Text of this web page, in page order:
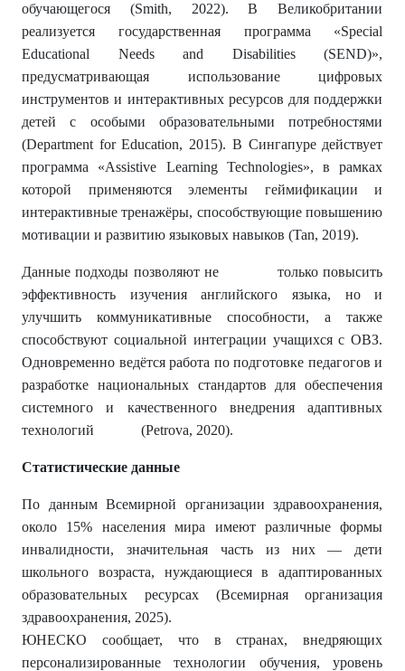
обучающегося (Smith, 2022). В Великобритании
реализуется государственная программа «Special
Educational Needs and Disabilities (SEND)»,
предусматривающая использование цифровых
инструментов и интерактивных ресурсов для поддержки
детей с особыми образовательными потребностями
(Department for Education, 2015). В Сингапуре действует
программа «Assistive Learning Technologies», в рамках
которой применяются элементы геймификации и
интерактивные тренажёры, способствующие повышению
мотивации и развитию языковых навыков (Tan, 2019).
Данные подходы позволяют не только повысить
эффективность изучения английского языка, но и
улучшить коммуникативные способности, а также
способствуют социальной интеграции учащихся с ОВЗ.
Одновременно ведётся работа по подготовке педагогов и
разработке национальных стандартов для обеспечения
системного и качественного внедрения адаптивных
технологий (Petrova, 2020).
Статистические данные
По данным Всемирной организации здравоохранения,
около 15% населения мира имеют различные формы
инвалидности, значительная часть из них — дети
школьного возраста, нуждающиеся в адаптированных
образовательных ресурсах (Всемирная организация
здравоохранения, 2025).
ЮНЕСКО сообщает, что в странах, внедряющих
персонализированные технологии обучения, уровень